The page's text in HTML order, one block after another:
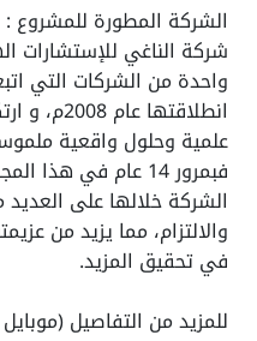
الشركة المطورة للمشروع :
شركة الناغي للإستشارات
واحدة من الشركات التي
علمية وحلول واقعية
فبمرور 14 عام في
الشركة خلالها على
والالتزام، مما يزيد من
في تحقيق المزيد.
للمزيد من التفاصيل (موبايل /